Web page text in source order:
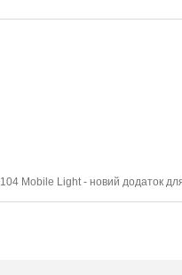
104 Mobile Light - новий додаток